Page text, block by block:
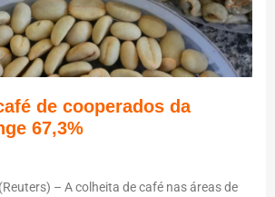
de cooperados da
67,3%
– A colheita de café nas áreas de